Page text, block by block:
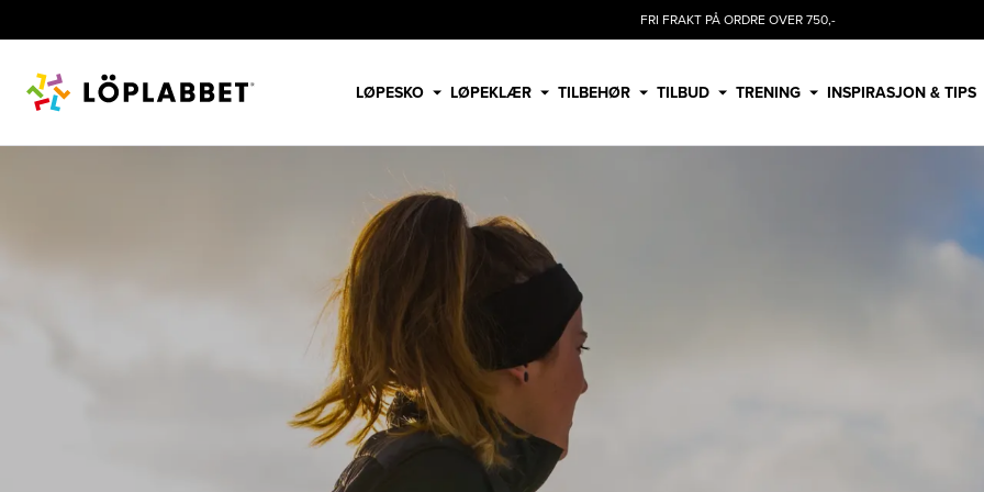
FRI FRAKT PÅ ORDRE OVER 750,-
LØPESKO LØPEKLÆR TILBEHØR TILBUD TRENING INSPIRASJON & TIPS